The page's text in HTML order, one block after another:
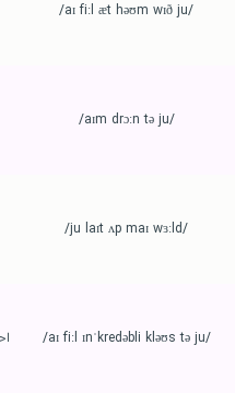
/aɪ fiːl æt həʊm wɪð ju/
/aɪm drɔːn tə ju/
/ju laɪt ʌp maɪ wɜːld/
/aɪ fiːl ɪnˈkredəbli kləʊs tə ju/